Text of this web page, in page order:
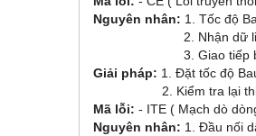
Nguyên nhân: 1. Tốc độ
2. Nhận dữ liệu
3. Giao tiếp bị ngắt
Giải pháp: 1. Đặt tốc độ
2. Kiểm tra lại thiết bị
Mã lỗi: - ITE ( Mạch dò
Nguyên nhân: 1. Đầu nối